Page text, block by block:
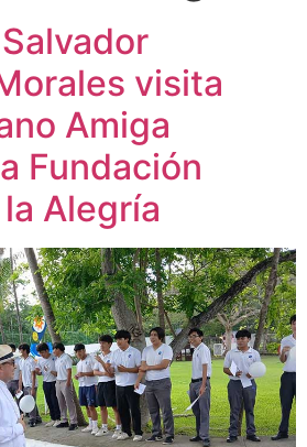
visita
Amiga
Fundación
Alegría